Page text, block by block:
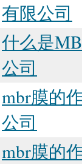
有限公司
什么是
公司
mbr膜的
公司
mbr膜的